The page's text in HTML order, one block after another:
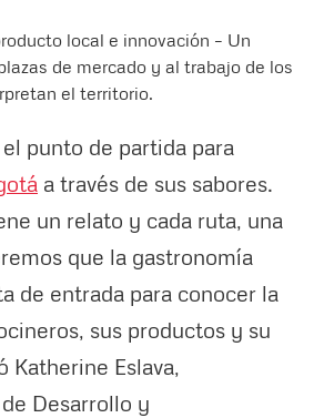
local e innovación – Un
de mercado y al trabajo de los
el territorio.
el punto de partida para
a través de sus sabores.
un relato y cada ruta, una
que la gastronomía
de entrada para conocer la
sus productos y su
Katherine Eslava,
Desarrollo y